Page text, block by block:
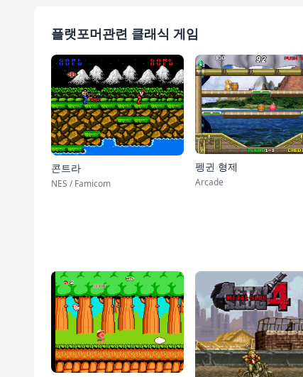
플랫포머관련 클래식 게임
콘트라
NES / Famicom
펭귄 형제
Arcade